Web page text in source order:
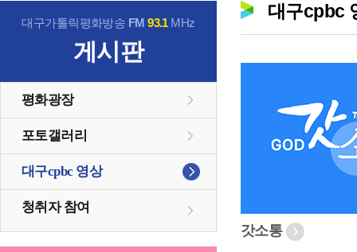
대구가톨릭평화방송 FM93.1MHz
게시판
평화광장
포토갤러리
대구cpbc 영상
청취자 참여
대구cpbc
갓소통